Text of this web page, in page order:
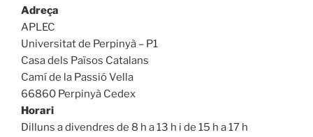
Adreça
APLEC
Universitat de Perpinyà – P1
Casa dels Països Catalans
Camí de la Passió Vella
66860 Perpinyà Cedex
Horari
Dilluns a divendres de 8 h a 13 h i de 15 h a 17 h